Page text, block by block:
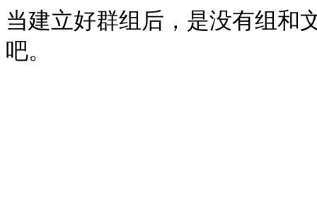
当建立好群组后，是没有组和